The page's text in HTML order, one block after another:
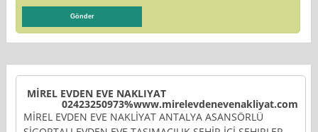
MİREL EVDEN EVE NAKLIYAT
02423250973%www.mirelevdenevenakliyat.com
MİREL EVDEN EVE NAKLİYAT ANTALYA ASANSÖRLÜ